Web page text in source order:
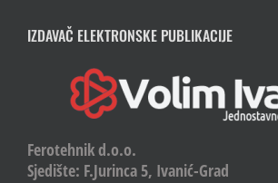
IZDAVAČ ELEKTRONSKE PUBLIKACIJE
Ferotehnik d.o.o.
Sjedište: F.Jurinca 5, Ivanić-Grad